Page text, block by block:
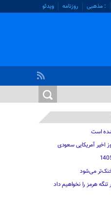
: مذهبی روزنامه ویدئو
است
اخیر آمریکایی سعودی
خنک‌تر می‌شود
هرمز را نخواهیم داد